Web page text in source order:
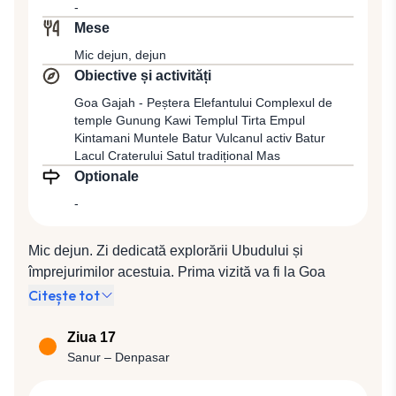
-
Mese
Mic dejun, dejun
Obiective și activități
Goa Gajah - Peștera Elefantului Complexul de
temple Gunung Kawi Templul Tirta Empul
Kintamani Muntele Batur Vulcanul activ Batur
Lacul Craterului Satul tradițional Mas
Optionale
-
Mic dejun. Zi dedicată explorării Ubudului și
împrejurimilor acestuia. Prima vizită va fi la Goa
Gajah, Peștera Elefantului. Legenda spune că a fost
lea, când Majapahit a preluat Bali. Veți continua cu
vizitarea unuia dintre cele mai vechi şi mai mari
Citește tot
Ziua 17
Sanur – Denpasar